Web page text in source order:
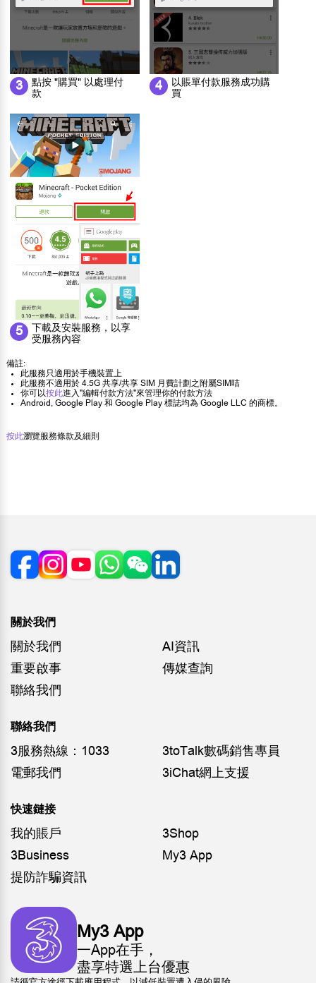
3
點按 "購買" 以處理付
款
4
以賬單付款服務成功購
買
5
下載及安裝服務，以享
受服務內容
備註:
此服務只適用於手機裝置上
此服務不適用於 4.5G 共享/共享 SIM 月費計劃之附屬SIM咭
你可以按此進入"編輯付款方法"來管理你的付款方法
Android, Google Play 和 Google Play 標誌均為 Google LLC 的商標。
按此瀏覽服務條款及細則
關於我們
關於我們
AI資訊
重要啟事
傳媒查詢
聯絡我們
聯絡我們
3服務熱線：1033
3toTalk數碼銷售專員
電郵我們
3iChat網上支援
快速鏈接
我的賬戶
3Shop
3Business
My3 App
提防詐騙資訊
My3 App
一App在手，
盡享特選上台優惠